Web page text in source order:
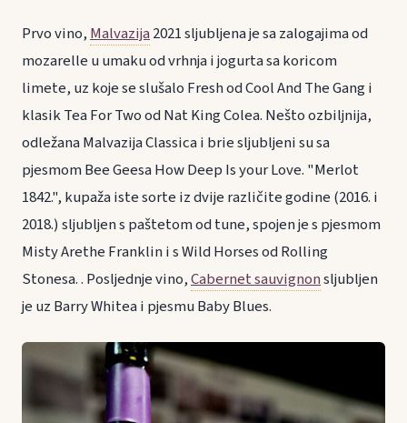
Prvo vino,Malvazija2021 sljubljena je sa zalogajima od
mozarelle u umaku od vrhnja i jogurta sa koricom
limete, uz koje se slušalo Fresh od Cool And The Gang i
klasik Tea For Two od Nat King Colea. Nešto ozbiljnija,
odležana Malvazija Classica i brie sljubljeni su sa
pjesmom Bee Geesa How Deep Is your Love. "Merlot
1842.", kupaža iste sorte iz dvije različite godine (2016. i
2018.) sljubljen s paštetom od tune, spojen je s pjesmom
Misty Arethe Franklin i s Wild Horses od Rolling
Stonesa. . Posljednje vino,Cabernetsauvignonsljubljen
je uz Barry Whitea i pjesmu Baby Blues.